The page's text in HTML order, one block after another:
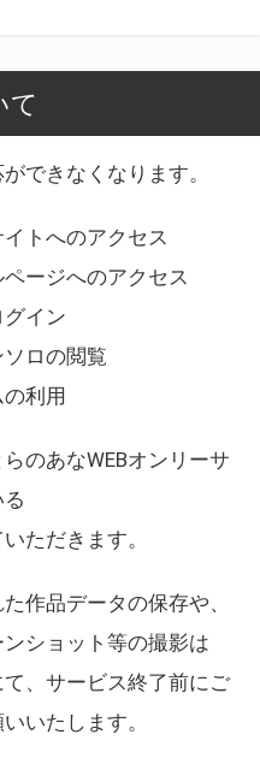
て
できなくなります。
イトへのアクセス
ージへのアクセス
グイン
ソロの閲覧
利用
のあなWEBオンリーサ
ただきます。
作品データの保存や、
ショット等の撮影は
、サービス終了前にご
いたします。